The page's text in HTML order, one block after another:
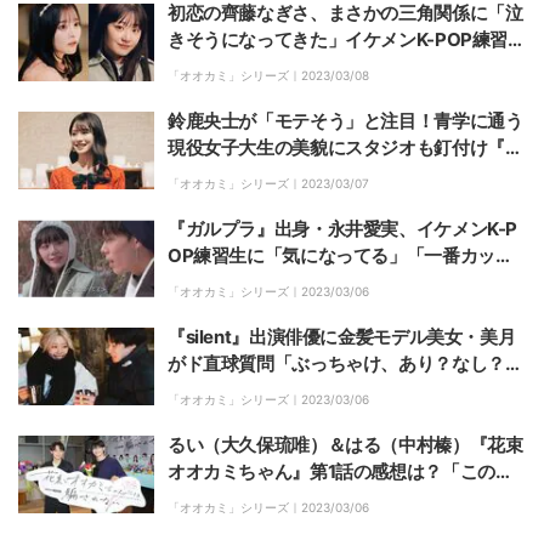
初恋の齊藤なぎさ、まさかの三角関係に「泣
きそうになってきた」イケメンK-POP練習生
をめぐり『ガルプラ』出身女子と奪い合う展
「オオカミ」シリーズ｜ 2023/03/08
鈴鹿央士が「モテそう」と注目！青学に通う
現役女子大生の美貌にスタジオも釘付け『花
束オオカミ』第1話
「オオカミ」シリーズ｜ 2023/03/07
『ガルプラ』出身・永井愛実、イケメンK-P
OP練習生に「気になってる」「一番カッコ
いい」流ちょうな韓国語でアプローチ『花束
「オオカミ」シリーズ｜ 2023/03/06
『silent』出演俳優に金髪モデル美女・美月
がド直球質問「ぶっちゃけ、あり？なし？」
その後まさかの展開に…『花束オオカミ』第
「オオカミ」シリーズ｜ 2023/03/06
るい（大久保琉唯）＆はる（中村榛）『花束
オオカミちゃん』第1話の感想は？「このメ
ンバーは結構色々と動いていきそう！」
「オオカミ」シリーズ｜ 2023/03/06